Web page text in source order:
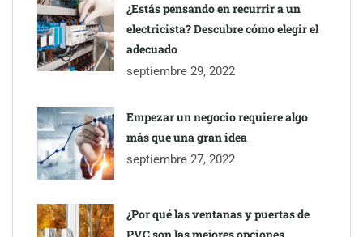
¿Estás pensando en recurrir a un
electricista? Descubre cómo elegir el
adecuado
septiembre 29, 2022
Empezar un negocio requiere algo
más que una gran idea
septiembre 27, 2022
¿Por qué las ventanas y puertas de